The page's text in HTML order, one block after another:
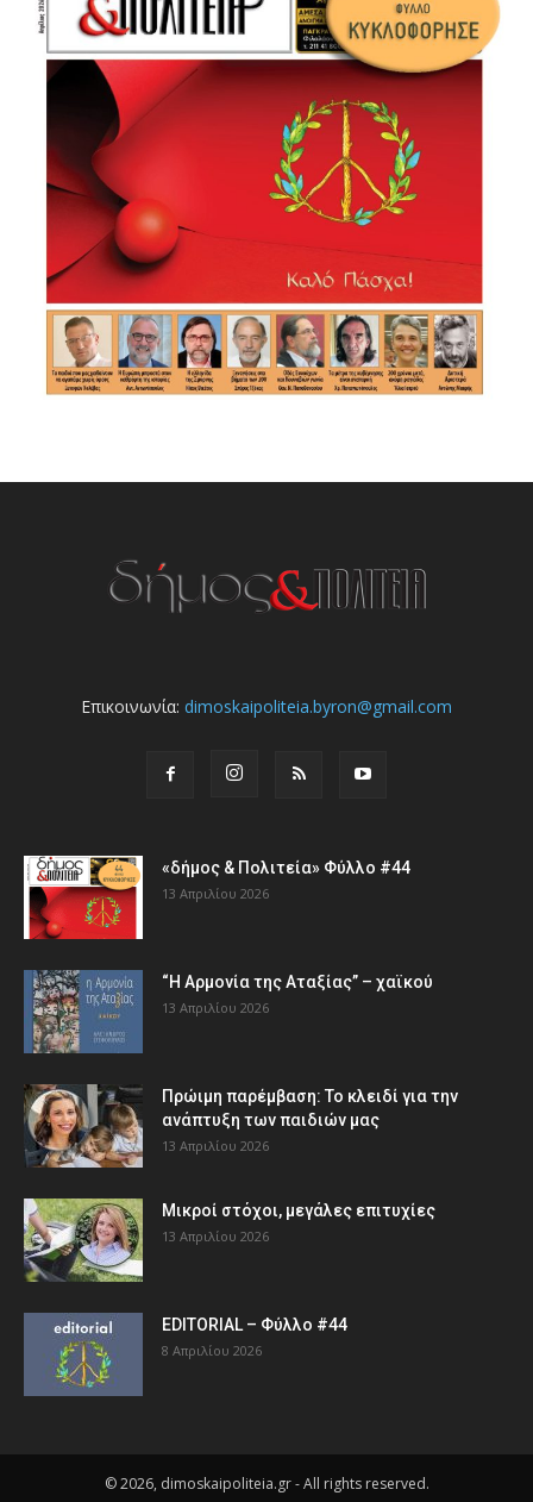
Επικοινωνία: dimoskaipoliteia.byron@gmail.com
«δήμος & Πολιτεία» Φύλλο #44
13 Απριλίου 2026
“Η Αρμονία της Αταξίας” – χαϊκού
13 Απριλίου 2026
Πρώιμη παρέμβαση: Το κλειδί για την
ανάπτυξη των παιδιών µας
13 Απριλίου 2026
Μικροί στόχοι, μεγάλες επιτυχίες
13 Απριλίου 2026
EDITORIAL – Φύλλο #44
8 Απριλίου 2026
© 2026, dimoskaipoliteia.gr - All rights reserved.